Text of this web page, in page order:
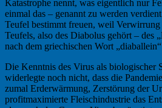
Katastrophe nennt, was eigentlich nur
einmal das – genannt zu werden
Teufel bestimmt freuen, weil Verwirrung
Teufels, also des Diabolus gehört – des
nach dem griechischen Wort
Die Kenntnis des Virus als biologischer
widerlegte noch nicht, dass die
zumal Erderwärmung, Zerstörung der
profitmaximierte Fleischindustrie das